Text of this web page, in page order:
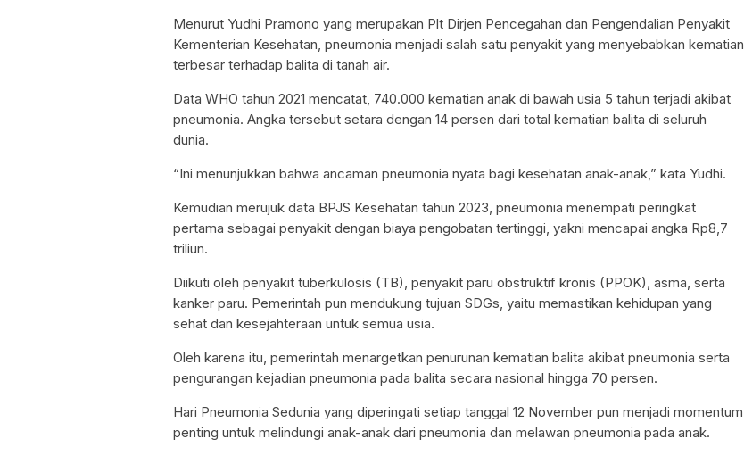
Menurut Yudhi Pramono yang merupakan Plt Dirjen Pencegahan dan Pengendalian Penyakit
Kementerian Kesehatan, pneumonia menjadi salah satu penyakit yang menyebabkan kematian
terbesar terhadap balita di tanah air.
Data WHO tahun 2021 mencatat, 740.000 kematian anak di bawah usia 5 tahun terjadi akibat
pneumonia. Angka tersebut setara dengan 14 persen dari total kematian balita di seluruh
dunia.
“Ini menunjukkan bahwa ancaman pneumonia nyata bagi kesehatan anak-anak,” kata Yudhi.
Kemudian merujuk data BPJS Kesehatan tahun 2023, pneumonia menempati peringkat
pertama sebagai penyakit dengan biaya pengobatan tertinggi, yakni mencapai angka Rp8,7
triliun.
Diikuti oleh penyakit tuberkulosis (TB), penyakit paru obstruktif kronis (PPOK), asma, serta
kanker paru. Pemerintah pun mendukung tujuan SDGs, yaitu memastikan kehidupan yang
sehat dan kesejahteraan untuk semua usia.
Oleh karena itu, pemerintah menargetkan penurunan kematian balita akibat pneumonia serta
pengurangan kejadian pneumonia pada balita secara nasional hingga 70 persen.
Hari Pneumonia Sedunia yang diperingati setiap tanggal 12 November pun menjadi momentum
penting untuk melindungi anak-anak dari pneumonia dan melawan pneumonia pada anak.